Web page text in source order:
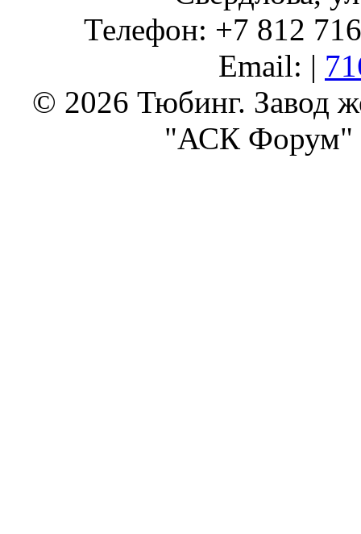
Телефон: +7 812
Email: |
© 2026 Тюбинг. Завод
"АСК Форум"